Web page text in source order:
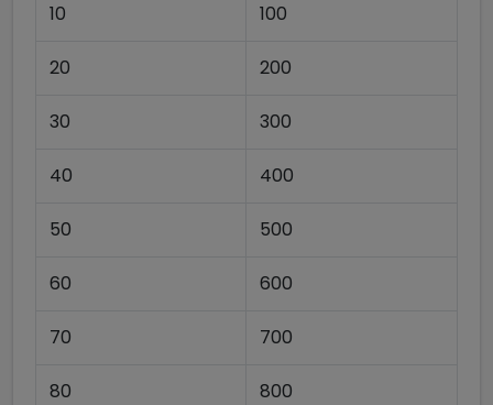
10 100
20 200
30 300
40 400
50 500
60 600
70 700
80 800